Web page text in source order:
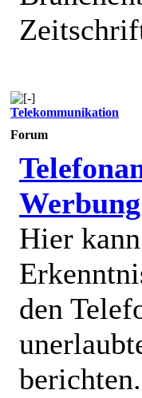
Telekommunikation
Forum
Werbung
Hier
den
berichten.